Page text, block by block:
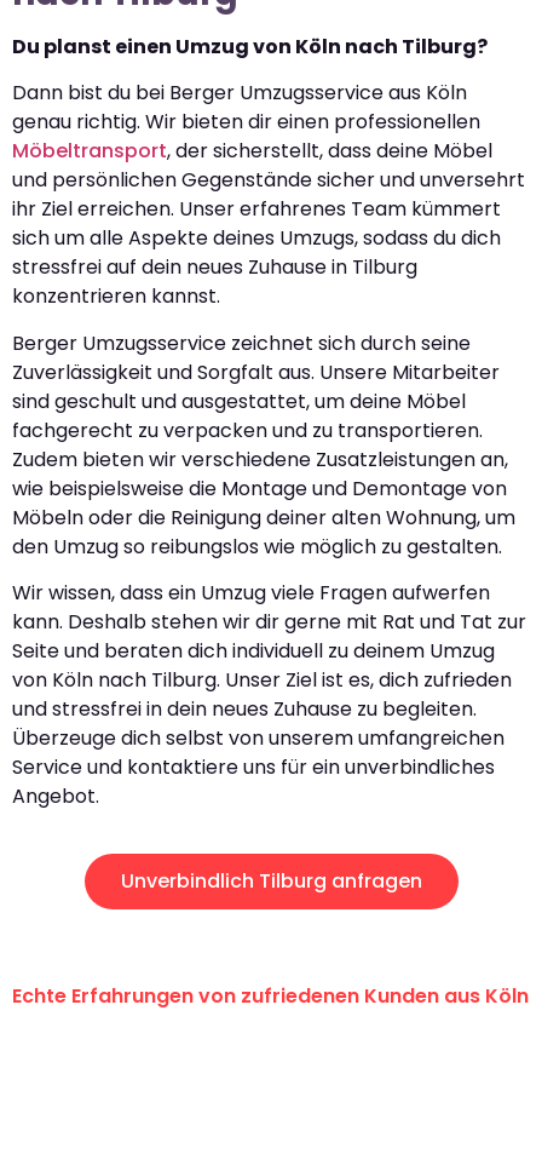
Du planst einen Umzug von Köln nach Tilburg?
Dann bist du bei Berger Umzugsservice aus Köln
genau richtig. Wir bieten dir einen professionellen
Möbeltransport, der sicherstellt, dass deine Möbel
und persönlichen Gegenstände sicher und unversehrt
ihr Ziel erreichen. Unser erfahrenes Team kümmert
sich um alle Aspekte deines Umzugs, sodass du dich
stressfrei auf dein neues Zuhause in Tilburg
konzentrieren kannst.
Berger Umzugsservice zeichnet sich durch seine
Zuverlässigkeit und Sorgfalt aus. Unsere Mitarbeiter
sind geschult und ausgestattet, um deine Möbel
fachgerecht zu verpacken und zu transportieren.
Zudem bieten wir verschiedene Zusatzleistungen an,
wie beispielsweise die Montage und Demontage von
Möbeln oder die Reinigung deiner alten Wohnung, um
den Umzug so reibungslos wie möglich zu gestalten.
Wir wissen, dass ein Umzug viele Fragen aufwerfen
kann. Deshalb stehen wir dir gerne mit Rat und Tat zur
Seite und beraten dich individuell zu deinem Umzug
von Köln nach Tilburg. Unser Ziel ist es, dich zufrieden
und stressfrei in dein neues Zuhause zu begleiten.
Überzeuge dich selbst von unserem umfangreichen
Service und kontaktiere uns für ein unverbindliches
Angebot.
Unverbindlich Tilburg anfragen
Echte Erfahrungen von zufriedenen Kunden aus Köln